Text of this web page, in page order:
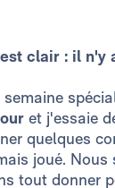
clair : il n'y
et j'essaie
quelques
joué. Nous
tout donner